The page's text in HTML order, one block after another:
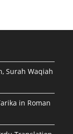
Surah Waqiah
in Roman